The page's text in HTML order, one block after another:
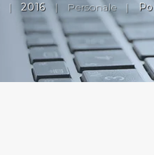
| 2016 | Personale |